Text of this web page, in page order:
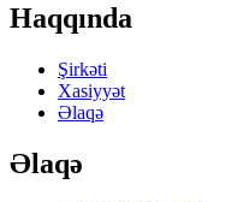
Haqqında
Şirkəti
Xasiyyət
Əlaqə
Əlaqə